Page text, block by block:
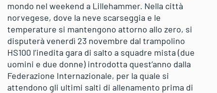
mondo nel weekend a Lillehammer. Nella città
norvegese, dove la neve scarseggia e le
temperature si mantengono attorno allo zero, si
disputerà venerdì 23 novembre dal trampolino
HS100 l’inedita gara di salto a squadre mista (due
uomini e due donne) introdotta quest’anno dalla
Federazione Internazionale, per la quale si
attendono gli ultimi salti di allenamento prima di